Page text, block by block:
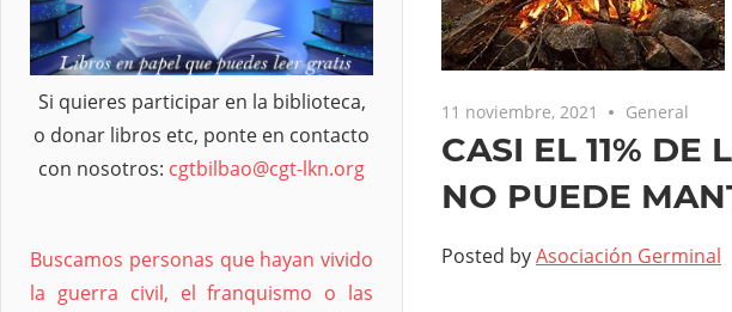
11 noviembre, 2021 General
CASI EL 11% DE
NO PUEDE
Posted byAsociación Germinal
Si quieres participar en la biblioteca,
o donar libros etc, ponte en contacto
con nosotros: cgtbilbao@cgt-lkn.org
Buscamos personas que hayan vivido
la guerra civil, el franquismo o las